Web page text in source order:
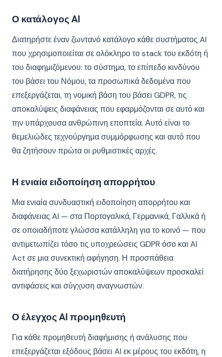
Ο κατάλογος AI
Διατηρήστε έναν ζωντανό κατάλογο κάθε συστήματος AI
που χρησιμοποιείται σε ολόκληρο το stack του εκδότη ή
του διαφημιζόμενου: το σύστημα, το επίπεδο κινδύνου
του βάσει του Νόμου, τα προσωπικά δεδομένα που
επεξεργάζεται, τη νομική βάση του βάσει GDPR, τις
αποκαλύψεις διαφάνειας που εφαρμόζονται σε αυτό και
την υπάρχουσα ανθρώπινη εποπτεία. Αυτό είναι το
θεμελιώδες τεχνούργημα συμμόρφωσης και αυτό που
θα ζητήσουν πρώτα οι ρυθμιστικές αρχές.
Η ενιαία ειδοποίηση απορρήτου
Μια ενιαία συνδυαστική ειδοποίηση απορρήτου και
διαφάνειας AI — στα Πορτογαλικά, Γερμανικά, Γαλλικά ή
σε οποιαδήποτε γλώσσα κατάλληλη για το κοινό — που
αντιμετωπίζει τόσο τις υποχρεώσεις GDPR όσο και AI
Act σε μια συνεκτική αφήγηση. Η προσπάθεια
διατήρησης δύο ξεχωριστών αποκαλύψεων προσκαλεί
αντιφάσεις και σύγχυση αναγνωστών.
Ο έλεγχος AI προμηθευτή
Για κάθε προμηθευτή διαφήμισης ή ανάλυσης που
επεξεργάζεται εξόδους βάσει AI εκ μέρους του εκδότη, η